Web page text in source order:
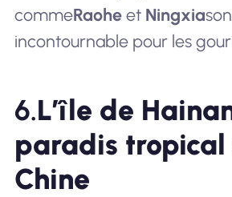
commeRaoheet Ningxia
incontournable pour les
6.L’île de
paradis
Chine